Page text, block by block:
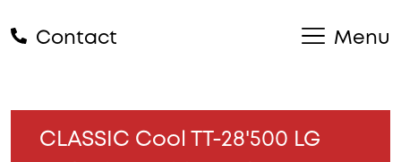
Contact Menu
CLASSIC Cool TT-28'500 LG